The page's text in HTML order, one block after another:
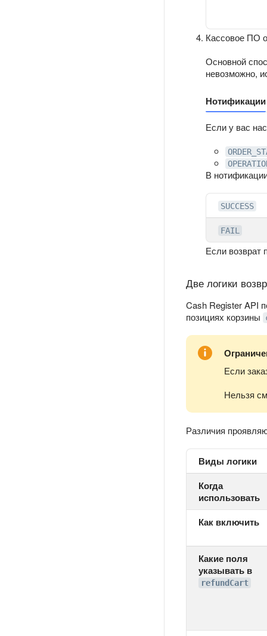
Кассовое ПО
Основной
невозможно,
Нотификации
Если у вас
В
SUCCESS
FAIL
Если возврат
Две логики
Cash Register API
позициях корзины
Если
Нельзя
Различия
Виды логики
Когда
использовать
Как включить
Какие поля
указывать в
refundCart